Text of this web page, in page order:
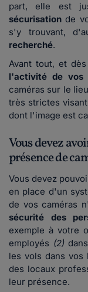
part, elle est
sécurisation de
s'y trouvant,
recherché.
Avant tout, et
l'activité de vos
caméras sur le
très strictes
dont l'image est
Vous devez
présence de
Vous devez
en place d'un
de vos caméras
sécurité des
exemple à votre
employés (2)
les vols dans vos
des locaux
leur présence.